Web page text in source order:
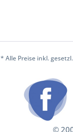
* Alle Preise inkl.
©